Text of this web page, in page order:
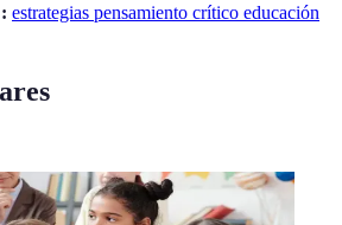
estrategias pensamiento crítico educación